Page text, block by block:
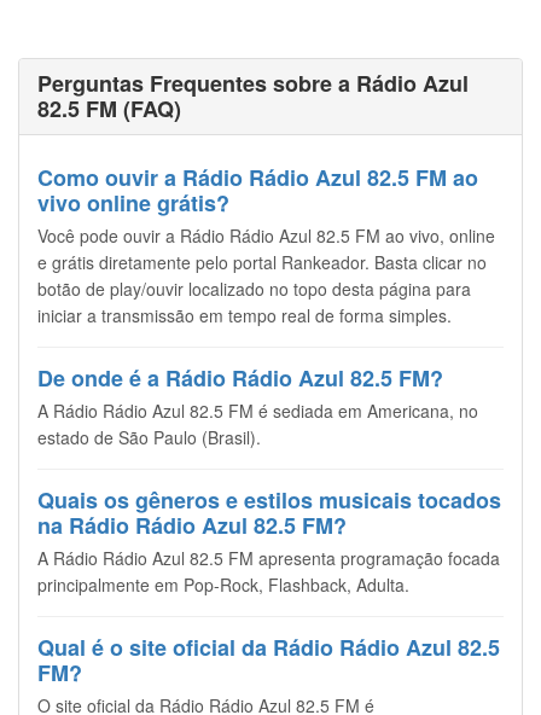
Perguntas Frequentes sobre a Rádio Azul
82.5 FM (FAQ)
Como ouvir a Rádio Rádio Azul 82.5 FM ao
vivo online grátis?
Você pode ouvir a Rádio Rádio Azul 82.5 FM ao vivo, online
e grátis diretamente pelo portal Rankeador. Basta clicar no
botão de play/ouvir localizado no topo desta página para
iniciar a transmissão em tempo real de forma simples.
De onde é a Rádio Rádio Azul 82.5 FM?
A Rádio Rádio Azul 82.5 FM é sediada em Americana, no
estado de São Paulo (Brasil).
Quais os gêneros e estilos musicais tocados
na Rádio Rádio Azul 82.5 FM?
A Rádio Rádio Azul 82.5 FM apresenta programação focada
principalmente em Pop-Rock, Flashback, Adulta.
Qual é o site oficial da Rádio Rádio Azul 82.5
FM?
O site oficial da Rádio Rádio Azul 82.5 FM é